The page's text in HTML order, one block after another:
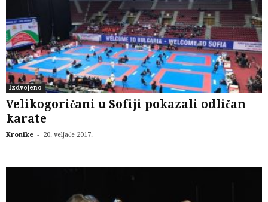
Izdvojeno
Velikogoričani u Sofiji pokazali odličan
karate
Kronike - 20. veljače 2017.